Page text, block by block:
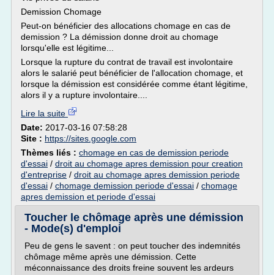
Demission Chomage
Peut-on bénéficier des allocations chomage en cas de
demission ? La démission donne droit au chomage
lorsqu'elle est légitime...
Lorsque la rupture du contrat de travail est involontaire
alors le salarié peut bénéficier de l'allocation chomage, et
lorsque la démission est considérée comme étant légitime,
alors il y a rupture involontaire....
Lire la suite
Date: 2017-03-16 07:58:28
Site : https://sites.google.com
Thèmes liés : chomage en cas de demission periode
d'essai / droit au chomage apres demission pour creation
d'entreprise / droit au chomage apres demission periode
d'essai / chomage demission periode d'essai / chomage
apres demission et periode d'essai
Toucher le chômage après une démission
- Mode(s) d'emploi
Peu de gens le savent : on peut toucher des indemnités
chômage même après une démission. Cette
méconnaissance des droits freine souvent les ardeurs